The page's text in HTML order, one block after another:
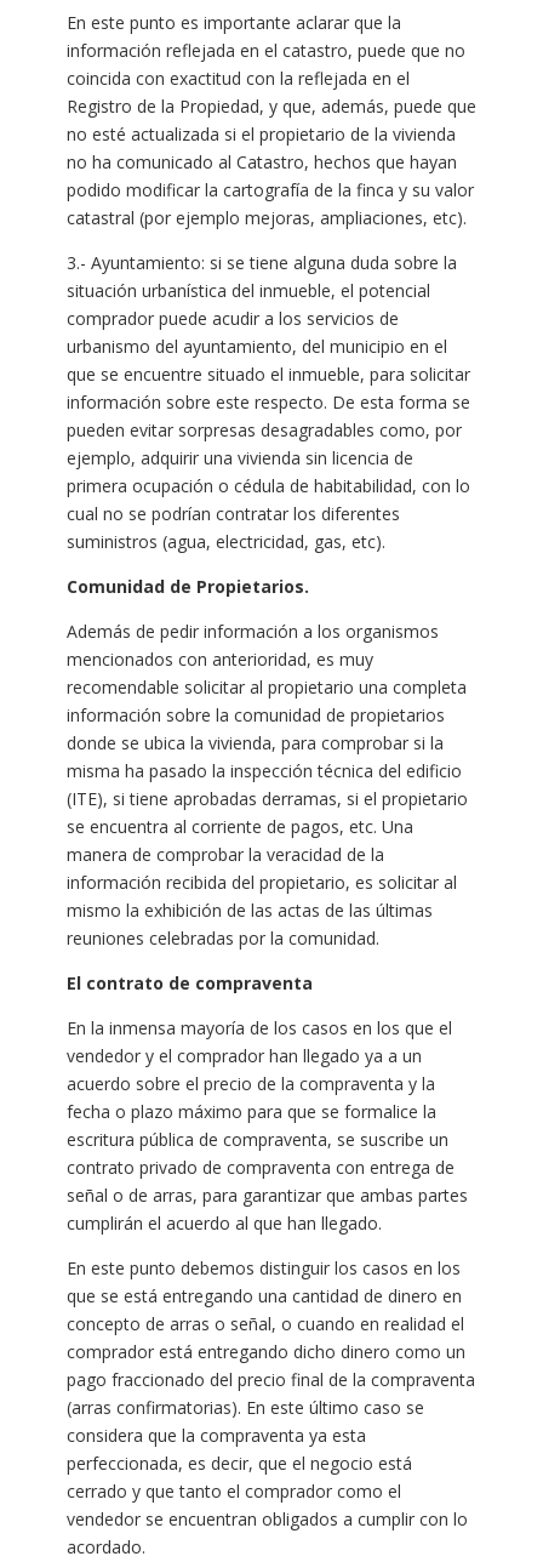
En este punto es importante aclarar que la
información reflejada en el catastro, puede que no
coincida con exactitud con la reflejada en el
Registro de la Propiedad, y que, además, puede que
no esté actualizada si el propietario de la vivienda
no ha comunicado al Catastro, hechos que hayan
podido modificar la cartografía de la finca y su valor
catastral (por ejemplo mejoras, ampliaciones, etc).
3.- Ayuntamiento: si se tiene alguna duda sobre la
situación urbanística del inmueble, el potencial
comprador puede acudir a los servicios de
urbanismo del ayuntamiento, del municipio en el
que se encuentre situado el inmueble, para solicitar
información sobre este respecto. De esta forma se
pueden evitar sorpresas desagradables como, por
ejemplo, adquirir una vivienda sin licencia de
primera ocupación o cédula de habitabilidad, con lo
cual no se podrían contratar los diferentes
suministros (agua, electricidad, gas, etc).
Comunidad de Propietarios.
Además de pedir información a los organismos
mencionados con anterioridad, es muy
recomendable solicitar al propietario una completa
información sobre la comunidad de propietarios
donde se ubica la vivienda, para comprobar si la
misma ha pasado la inspección técnica del edificio
(ITE), si tiene aprobadas derramas, si el propietario
se encuentra al corriente de pagos, etc. Una
manera de comprobar la veracidad de la
información recibida del propietario, es solicitar al
mismo la exhibición de las actas de las últimas
reuniones celebradas por la comunidad.
El contrato de compraventa
En la inmensa mayoría de los casos en los que el
vendedor y el comprador han llegado ya a un
acuerdo sobre el precio de la compraventa y la
fecha o plazo máximo para que se formalice la
escritura pública de compraventa, se suscribe un
contrato privado de compraventa con entrega de
señal o de arras, para garantizar que ambas partes
cumplirán el acuerdo al que han llegado.
En este punto debemos distinguir los casos en los
que se está entregando una cantidad de dinero en
concepto de arras o señal, o cuando en realidad el
comprador está entregando dicho dinero como un
pago fraccionado del precio final de la compraventa
(arras confirmatorias). En este último caso se
considera que la compraventa ya esta
perfeccionada, es decir, que el negocio está
cerrado y que tanto el comprador como el
vendedor se encuentran obligados a cumplir con lo
acordado.